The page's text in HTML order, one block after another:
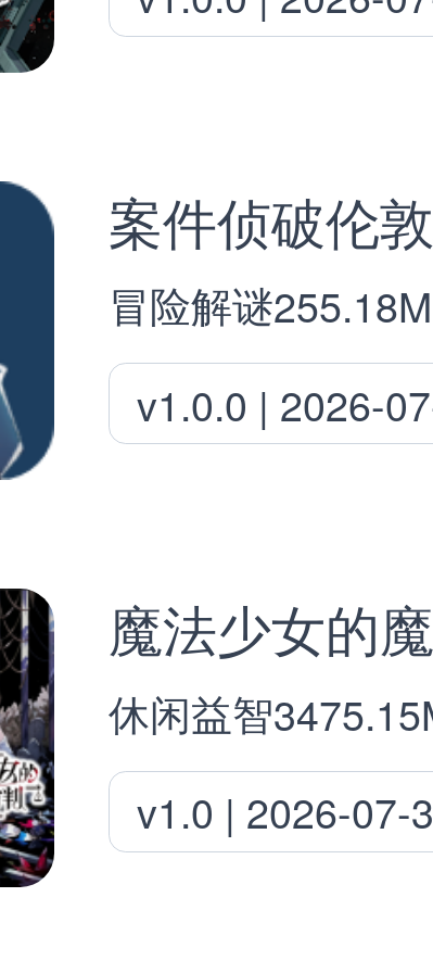
案件侦破伦
冒险解谜255.18M
v1.0.0 | 2026-
魔法少女的
休闲益智
v1.0 | 2026-07-